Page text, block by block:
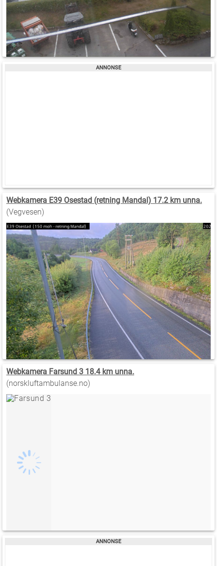
Webkamera E39 Osestad (retning Mandal) 17.2 km unna.
(Vegvesen)
Webkamera Farsund 3 18.4 km unna.
(norskluftambulanse.no)